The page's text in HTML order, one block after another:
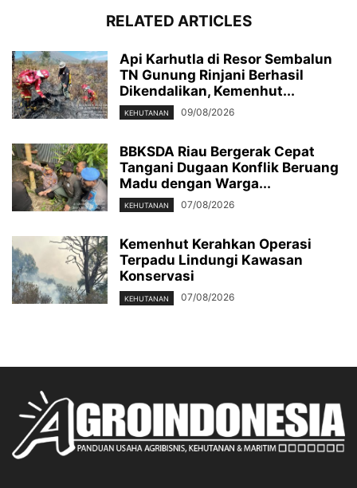
RELATED ARTICLES
Api Karhutla di Resor Sembalun
TN Gunung Rinjani Berhasil
Dikendalikan, Kemenhut...
KEHUTANAN 09/08/2026
BBKSDA Riau Bergerak Cepat
Tangani Dugaan Konflik Beruang
Madu dengan Warga...
KEHUTANAN 07/08/2026
Kemenhut Kerahkan Operasi
Terpadu Lindungi Kawasan
Konservasi
KEHUTANAN 07/08/2026